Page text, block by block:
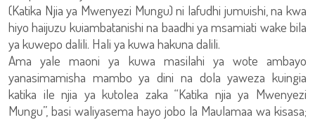
(Katika Njia ya Mwenyezi Mungu) ni lafudhi jumuishi, na kwa
hiyo haijuzu kuiambatanishi na baadhi ya msamiati wake bila
ya kuwepo dalili. Hali ya kuwa hakuna dalili.
Ama yale maoni ya kuwa masilahi ya wote ambayo
yanasimamisha mambo ya dini na dola yaweza kuingia
katika ile njia ya kutolea zaka “Katika njia ya Mwenyezi
Mungu”, basi waliyasema hayo jobo la Maulamaa wa kisasa;